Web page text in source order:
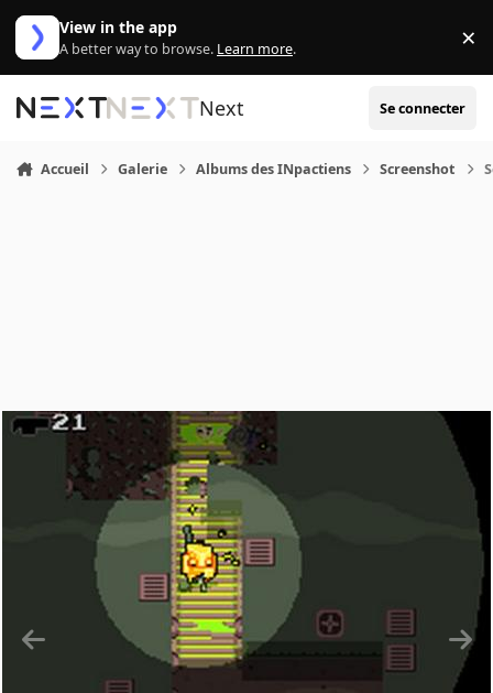
Aller au contenu
View in the app
A better way to browse. Learn more. ×
Next Se connecter
Accueil Galerie Albums des INpactiens Screenshot